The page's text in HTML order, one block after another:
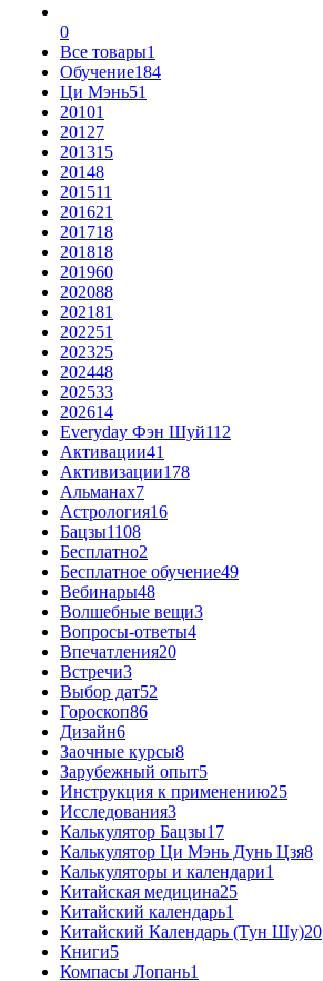
0
Все товары1
Обучение184
Ци Мэнь51
20101
20127
201315
20148
201511
201621
201718
201818
201960
202088
202181
202251
202325
202448
202533
202614
Everyday Фэн Шуй112
Активации41
Активизации178
Альманах7
Астрология16
Бацзы1108
Бесплатно2
Бесплатное обучение49
Вебинары48
Волшебные вещи3
Вопросы-ответы4
Впечатления20
Встречи3
Выбор дат52
Гороскоп86
Дизайн6
Заочные курсы8
Зарубежный опыт5
Инструкция к применению25
Исследования3
Калькулятор Бацзы17
Калькулятор Ци Мэнь Дунь Цзя8
Калькуляторы и календари1
Китайская медицина25
Китайский календарь1
Китайский Календарь (Тун Шу)20
Книги5
Компасы Лопань1